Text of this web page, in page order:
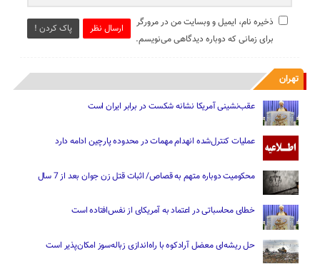
ارسال نظر پاک کردن !
ذخیره نام، ایمیل و وبسایت من در مرورگر
برای زمانی که دوباره دیدگاهی می‌نویسم.
تهران
عقب‌نشینی آمریکا نشانه شکست در برابر ایران است
عملیات کنترل‌شده انهدام مهمات در محدوده پارچین ادامه دارد
محکومیت دوباره متهم به قصاص/ اثبات قتل زن جوان بعد از 7 سال
خطای محاسباتی در اعتماد به آمریکای از نفس‌افتاده است
حل ریشه‌ای معضل آرادکوه با راه‌اندازی زباله‌سوز امکان‌پذیر است